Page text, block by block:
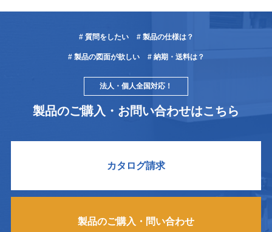
# 質問をしたい # 製品の仕様は？
# 製品の図面が欲しい # 納期・送料は？
法人・個人全国対応！
製品のご購入・お問い合わせはこちら
カタログ請求
製品のご購入・問い合わせ